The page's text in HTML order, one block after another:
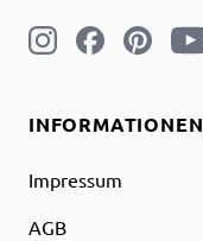
INFORMATIONEN
Impressum
AGB